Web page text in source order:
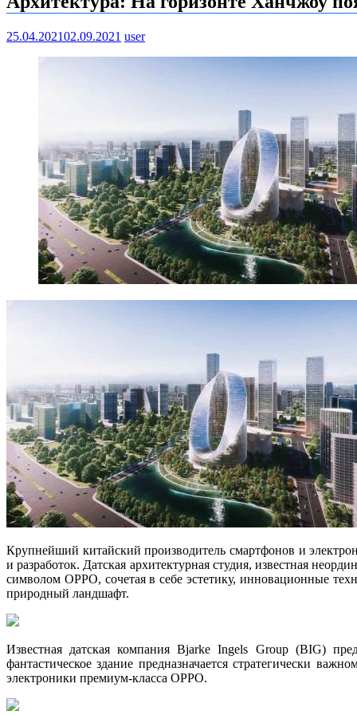
25.04.202102.09.2021 user
Крупнейший китайский производитель смартфонов и
и разработок. Датская архитектурная студия, известная
символом OPPO, сочетая в себе эстетику, инновационные
природный ландшафт.
Известная датская компания Bjarke Ingels Group (BIG)
фантастическое здание предназначается стратегически
электроники премиум-класса OPPO.